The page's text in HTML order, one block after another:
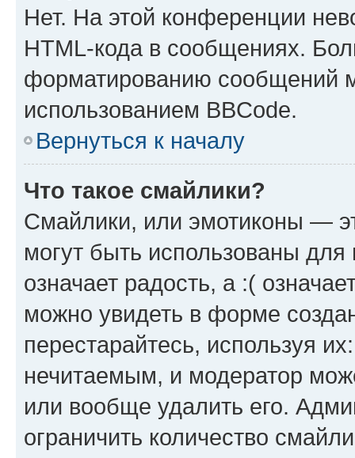
Нет. На этой конференции
HTML-кода в сообщениях.
форматированию сообщений
использованием BBCode.
Вернуться к началу
Что такое смайлики?
Смайлики, или эмотиконы —
могут быть использованы
означает радость, а :(
можно увидеть в форме
перестарайтесь, используя
нечитаемым, и модератор
или вообще удалить его.
ограничить количество